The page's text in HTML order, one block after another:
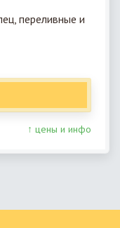
переливные и
↑ цены и инфо